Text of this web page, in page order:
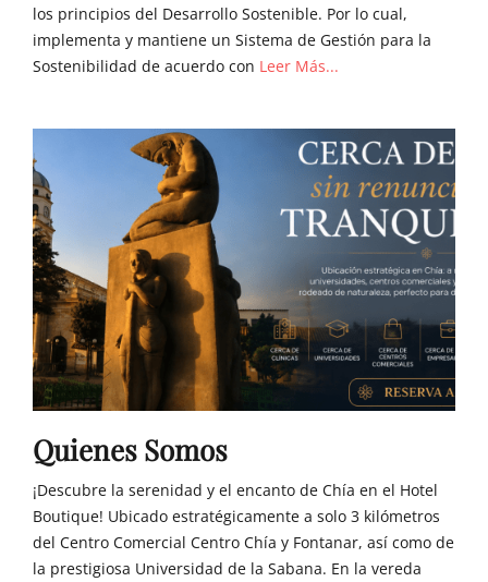
los principios del Desarrollo Sostenible. Por lo cual,
implementa y mantiene un Sistema de Gestión para la
Sostenibilidad de acuerdo con Leer Más...
Quienes Somos
¡Descubre la serenidad y el encanto de Chía en el Hotel
Boutique! Ubicado estratégicamente a solo 3 kilómetros
del Centro Comercial Centro Chía y Fontanar, así como de
la prestigiosa Universidad de la Sabana. En la vereda